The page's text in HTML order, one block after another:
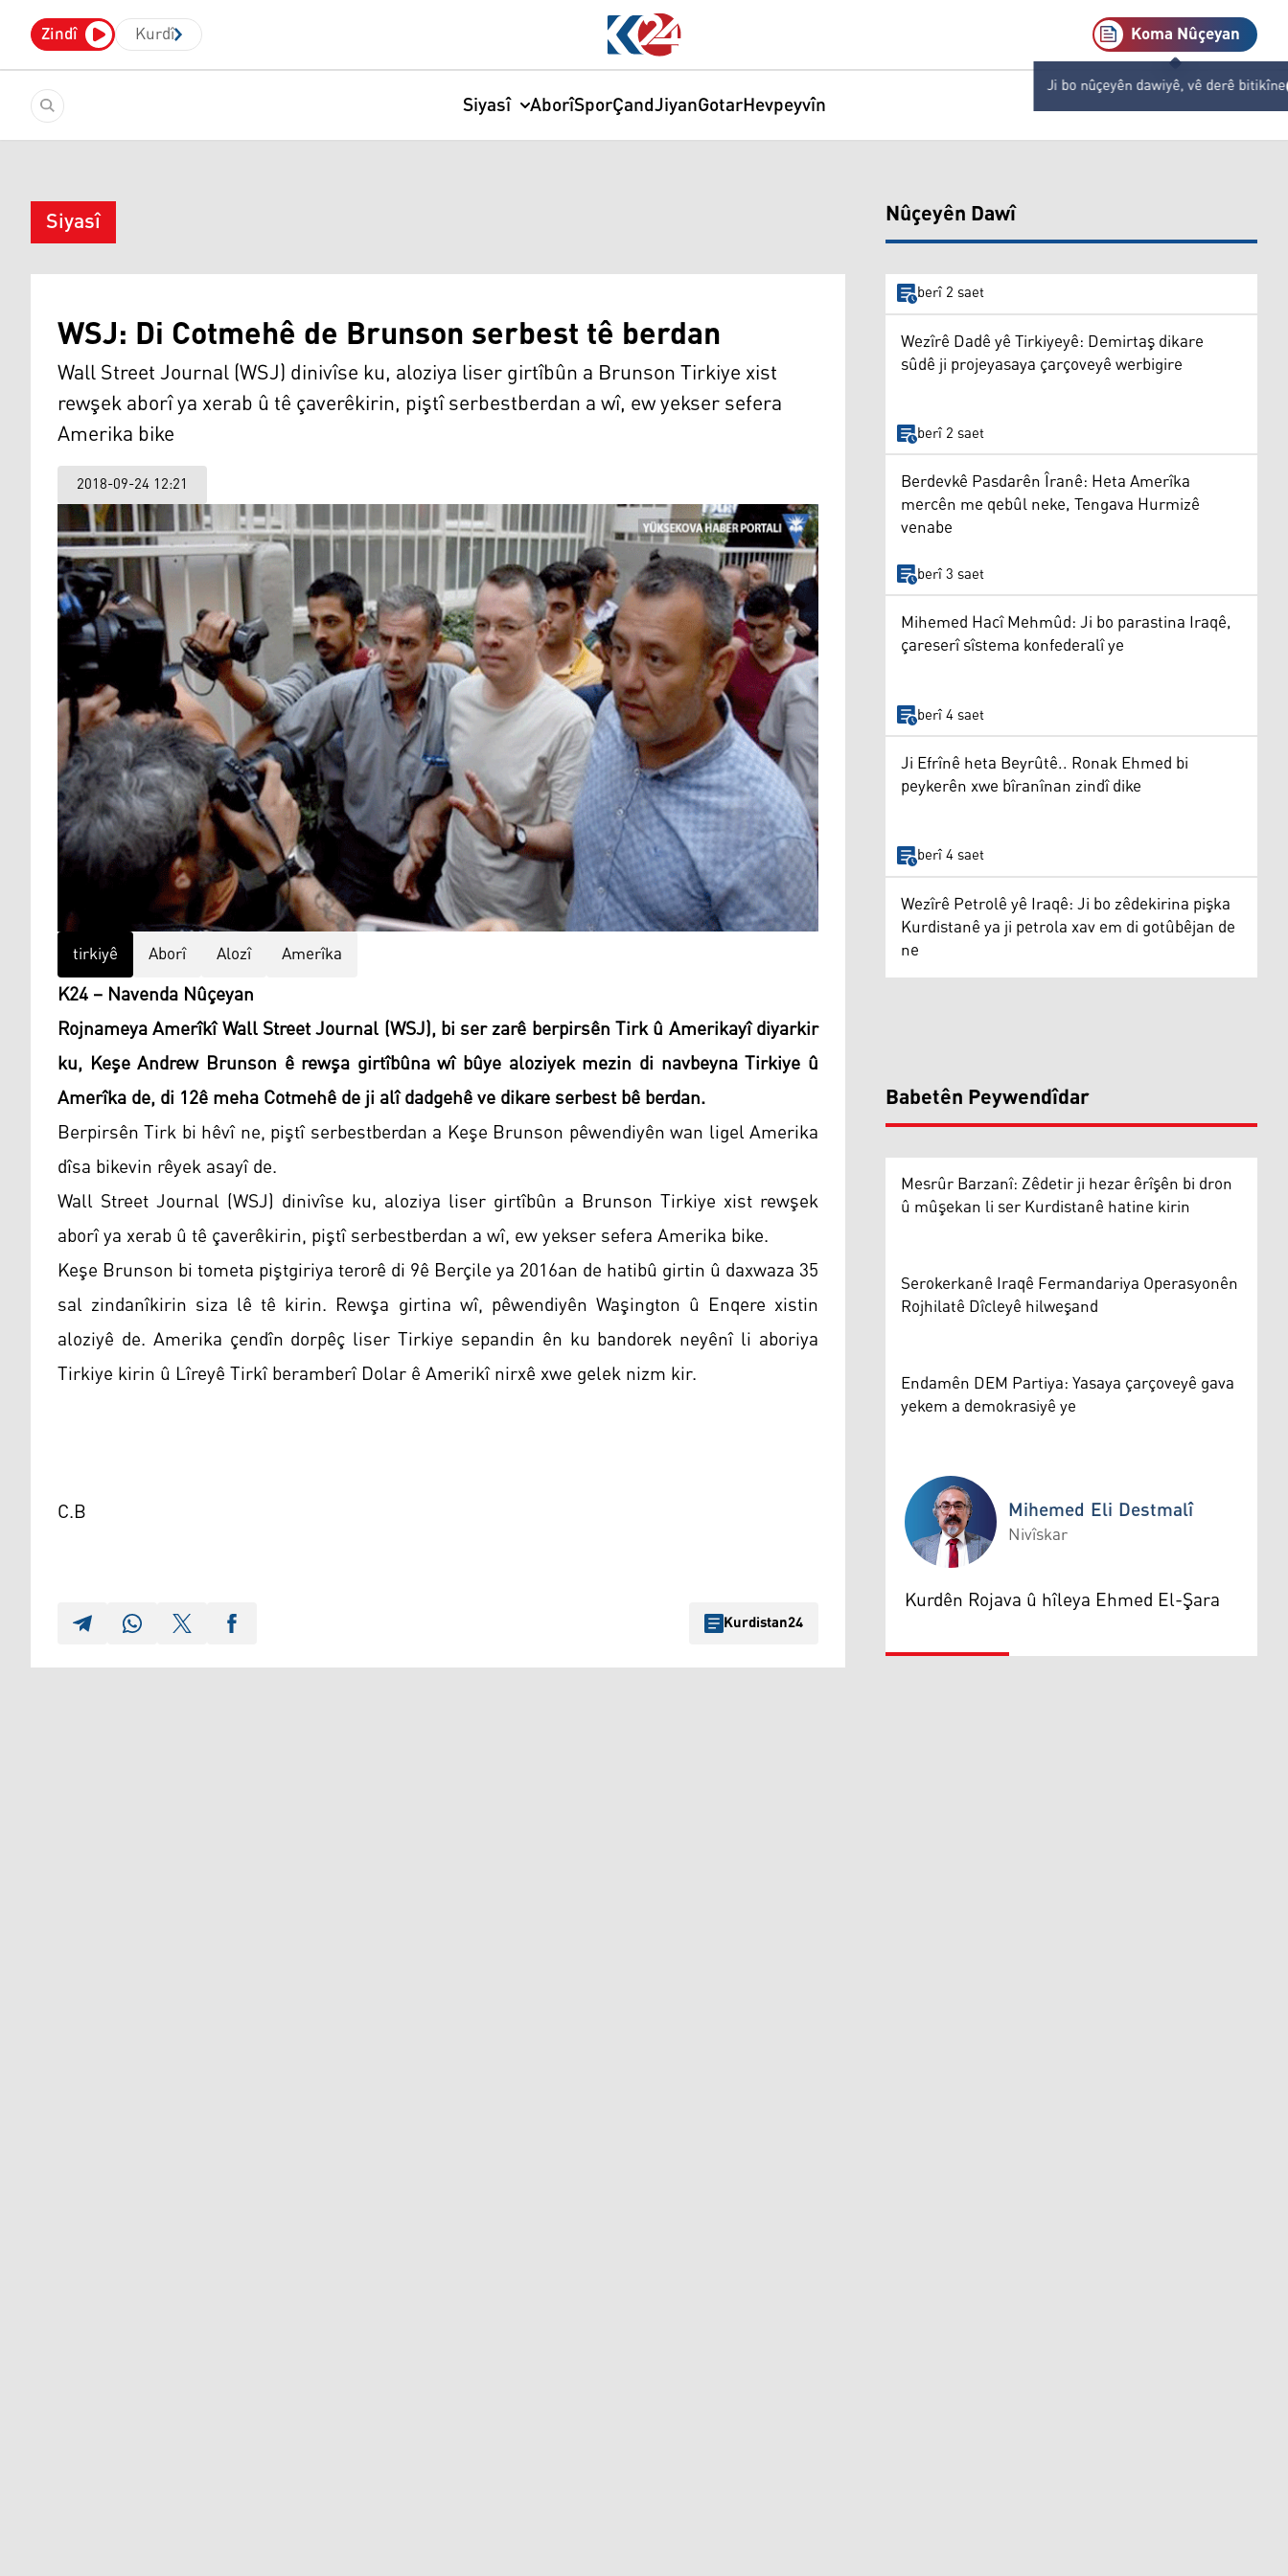
Zindî Kurdî Koma Nûçeyan
Ji bo nûçeyên dawiyê, vê derê bitikîne
Siyasî AborîSporÇandJiyanGotarHevpeyvîn
Siyasî
WSJ: Di Cotmehê de Brunson serbest tê berdan
Wall Street Journal (WSJ) dinivîse ku, aloziya liser girtîbûn a Brunson Tirkiye xist
rewşek aborî ya xerab û tê çaverêkirin, piştî serbestberdan a wî, ew yekser sefera
Amerika bike
2018-09-24 12:21
tirkiyê Aborî Alozî Amerîka
K24 – Navenda Nûçeyan
Rojnameya Amerîkî Wall Street Journal (WSJ), bi ser zarê berpirsên Tirk û Amerikayî diyarkir
ku, Keşe Andrew Brunson ê rewşa girtîbûna wî bûye aloziyek mezin di navbeyna Tirkiye û
Amerîka de, di 12ê meha Cotmehê de ji alî dadgehê ve dikare serbest bê berdan.
Berpirsên Tirk bi hêvî ne, piştî serbestberdan a Keşe Brunson pêwendiyên wan ligel Amerika
dîsa bikevin rêyek asayî de.
Wall Street Journal (WSJ) dinivîse ku, aloziya liser girtîbûn a Brunson Tirkiye xist rewşek
aborî ya xerab û tê çaverêkirin, piştî serbestberdan a wî, ew yekser sefera Amerika bike.
Keşe Brunson bi tometa piştgiriya terorê di 9ê Berçile ya 2016an de hatibû girtin û daxwaza 35
sal zindanîkirin siza lê tê kirin. Rewşa girtina wî, pêwendiyên Waşington û Enqere xistin
aloziyê de. Amerika çendîn dorpêç liser Tirkiye sepandin ên ku bandorek neyênî li aboriya
Tirkiye kirin û Lîreyê Tirkî beramberî Dolar ê Amerikî nirxê xwe gelek nizm kir.
C.B
Kurdistan24
Nûçeyên Dawî
berî 2 saet
Wezîrê Dadê yê Tirkiyeyê: Demirtaş dikare
sûdê ji projeyasaya çarçoveyê werbigire
berî 2 saet
Berdevkê Pasdarên Îranê: Heta Amerîka
mercên me qebûl neke, Tengava Hurmizê
venabe
berî 3 saet
Mihemed Hacî Mehmûd: Ji bo parastina Iraqê,
çareserî sîstema konfederalî ye
berî 4 saet
Ji Efrînê heta Beyrûtê.. Ronak Ehmed bi
peykerên xwe bîranînan zindî dike
berî 4 saet
Wezîrê Petrolê yê Iraqê: Ji bo zêdekirina pişka
Kurdistanê ya ji petrola xav em di gotûbêjan de
ne
Babetên Peywendîdar
Mesrûr Barzanî: Zêdetir ji hezar êrîşên bi dron
û mûşekan li ser Kurdistanê hatine kirin
Serokerkanê Iraqê Fermandariya Operasyonên
Rojhilatê Dîcleyê hilweşand
Endamên DEM Partiya: Yasaya çarçoveyê gava
yekem a demokrasiyê ye
Mihemed Eli Destmalî
Mihemed Eli Destmalî
Nivîskar
Kurdên Rojava û hîleya Ehmed El-Şara